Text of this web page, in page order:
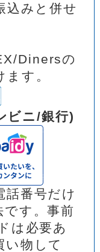
込みと併せ
Dinersの
す。
ビニ/銀行)
話番号だけ
す。事前
は必要あ
い物して